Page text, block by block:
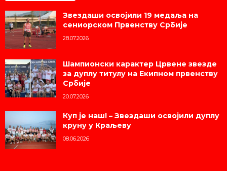
Звездаши освојили 19 медаља на
сениорском Првенству Србије
28.07.2026
Шампионски карактер Црвене звезде
за дуплу титулу на Екипном првенству
Србије
20.07.2026
Куп је наш! – Звездаши освојили дуплу
круну у Краљеву
08.06.2026